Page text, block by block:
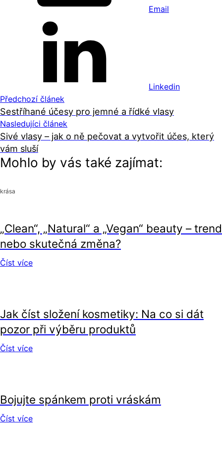
Email
Linkedin
Předchozí článek
Sestříhané účesy pro jemné a řídké vlasy
Nasledujíci článek
Sivé vlasy – jak o ně pečovat a vytvořit účes, který
vám sluší
Mohlo by vás také zajímat:
krása
„Clean“, „Natural“ a „Vegan“ beauty – trend
nebo skutečná změna?
Číst více
Jak číst složení kosmetiky: Na co si dát
pozor při výběru produktů
Číst více
Bojujte spánkem proti vráskám
Číst více